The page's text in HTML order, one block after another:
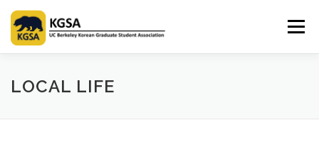
content
Menu
HOME ABOUT US
LOCAL LIFE